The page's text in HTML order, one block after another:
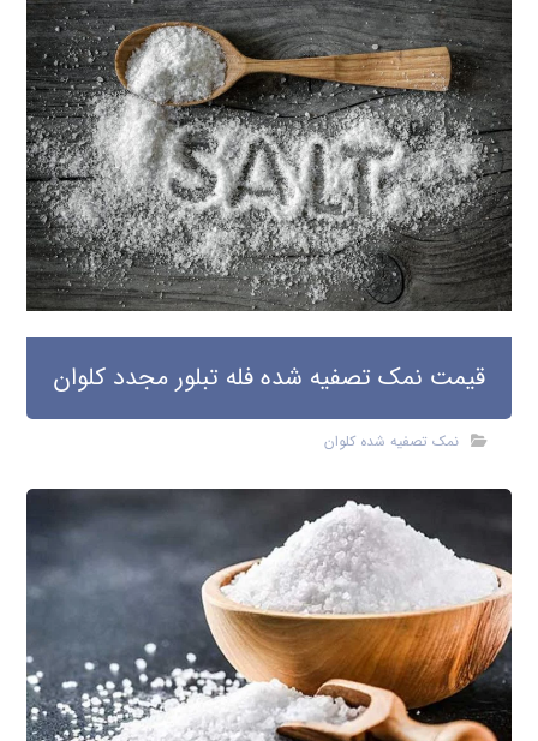
قیمت نمک تصفیه شده فله تبلور مجدد کلوان
نمک تصفیه شده کلوان